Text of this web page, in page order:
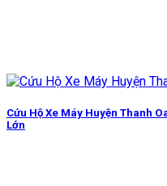
Cứu Hộ Xe Máy Huyện Thanh
Lớn